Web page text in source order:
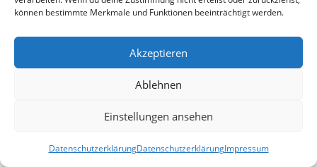
können bestimmte Merkmale und Funktionen beeinträchtigt werden.
Akzeptieren
Ablehnen
Einstellungen ansehen
DatenschutzerklärungDatenschutzerklärungImpressum
11. Dezember 2011